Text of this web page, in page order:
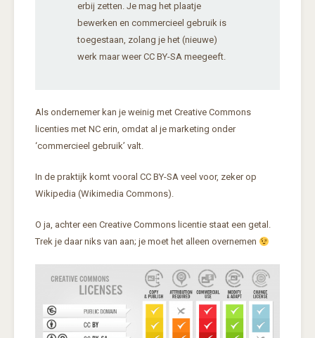
erbij zetten. Je mag het plaatje
bewerken en commercieel gebruik is
toegestaan, zolang je het (nieuwe)
werk maar weer CC BY-SA meegeeft.
Als ondernemer kan je weinig met Creative Commons
licenties met NC erin, omdat al je marketing onder
‘commercieel gebruik’ valt.
In de praktijk komt vooral CC BY-SA veel voor, zeker op
Wikipedia (Wikimedia Commons).
O ja, achter een Creative Commons licentie staat een getal.
Trek je daar niks van aan; je moet het alleen overnemen